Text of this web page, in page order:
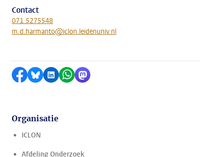
Contact
071 5275548
m.d.harmanto@iclon.leidenuniv.nl
Delen op Facebook
Delen via Bluesky
Delen op LinkedIn
Delen via WhatsApp
Delen via Mastodon
Organisatie
ICLON
Afdeling Onderzoek